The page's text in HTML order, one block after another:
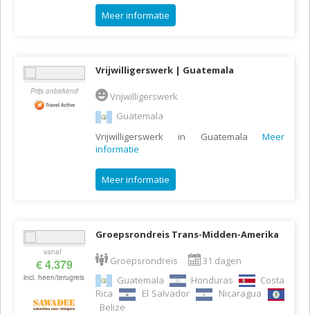
Meer informatie
Prijs onbekend
Vrijwilligerswerk | Guatemala
Vrijwilligerswerk
Guatemala
Vrijwilligerswerk in Guatemala Meer
informatie
Meer informatie
vanaf
€ 4.379
incl. heen/terugreis
Groepsrondreis Trans-Midden-Amerika
Groepsrondreis
31 dagen
Guatemala
Honduras
Costa
Rica
El Salvador
Nicaragua
Belize